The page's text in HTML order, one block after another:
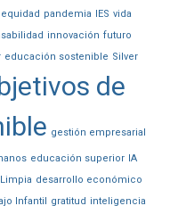
equidad pandemia IES vida
innovación futuro
educación sostenible Silver
de
gestión empresarial
educación superior IA
desarrollo económico
Infantil gratitud inteligencia